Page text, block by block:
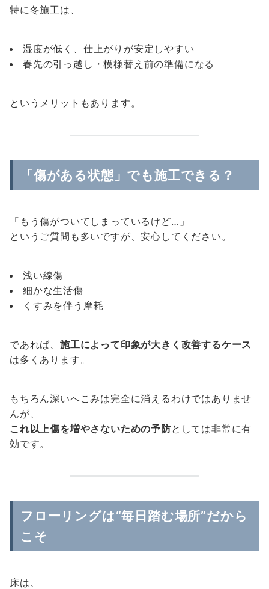
特に冬施工は、
湿度が低く、仕上がりが安定しやすい
春先の引っ越し・模様替え前の準備になる
というメリットもあります。
「傷がある状態」でも施工できる？
「もう傷がついてしまっているけど…」
というご質問も多いですが、安心してください。
浅い線傷
細かな生活傷
くすみを伴う摩耗
であれば、 施工によって印象が大きく改善するケース
は多くあります。
もちろん深いへこみは完全に消えるわけではありませ
んが、
これ以上傷を増やさないための予防としては非常に有
効です。
フローリングは“毎日踏む場所”だから
こそ
床は、